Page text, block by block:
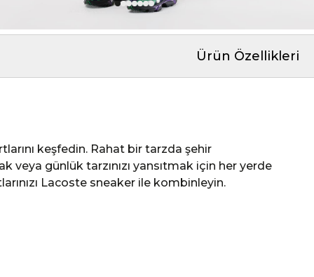
Ürün Özellikleri
keşfedin. Rahat bir tarzda şehir
veya günlük tarzınızı yansıtmak için her yerde
Lacoste sneaker ile kombinleyin.